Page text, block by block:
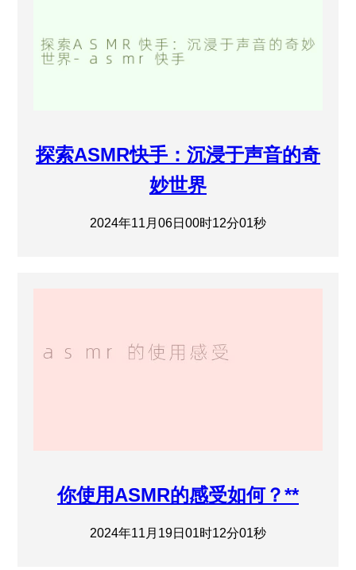
探索ASMR快手：沉浸于声音的奇
妙世界
2024年11月06日00时12分01秒
你使用ASMR的感受如何？**
2024年11月19日01时12分01秒